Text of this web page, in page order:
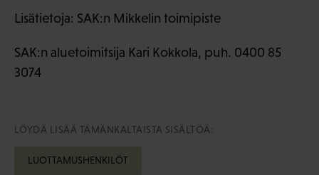
Lisätietoja: SAK:n Mikkelin toimipiste
SAK:n aluetoimitsija Kari Kokkola, puh. 0400 85
3074
LÖYDÄ LISÄÄ TÄMÄNKALTAISTA SISÄLTÖÄ:
LUOTTAMUSHENKILÖT